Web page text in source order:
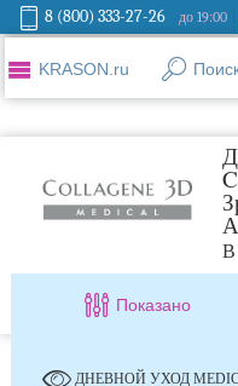
8 (800) 333-27-26 до 19:00
KRASON.ru
В
Показано
ДНЕВНОЙ УХОД